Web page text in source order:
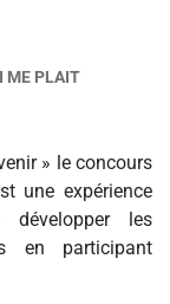
ME PLAIT
» le concours
une expérience
les
en participant